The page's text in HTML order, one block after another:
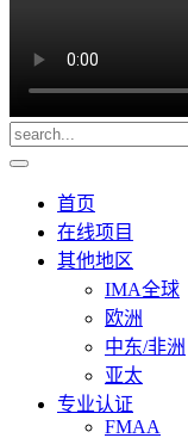
首页
在线项目
其他地区
IMA全球
欧洲
中东/非洲
亚太
专业认证
FMAA